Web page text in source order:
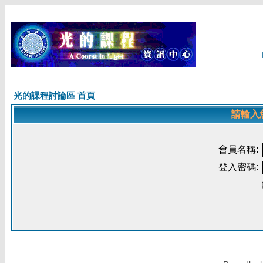
光的課程討論區 首頁
請輸入
會員名稱:
登入密碼: